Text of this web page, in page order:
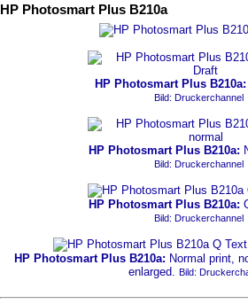
HP Photosmart Plus B210a
HP Photosmart Plus B210a:
Bild: Druckerchannel
HP Photosmart Plus B210a:
Bild: Druckerchannel
HP Photosmart Plus B210a:
Bild: Druckerchannel
HP Photosmart Plus B210a: Normal print,
enlarged.
Bild: